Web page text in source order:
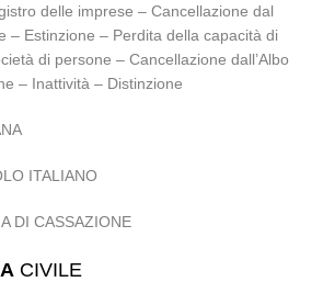
delle imprese – Cancellazione dal
– Estinzione – Perdita della capacità di
di persone – Cancellazione dall’Albo
– Inattività – Distinzione
ITALIANO
DI CASSAZIONE
CIVILE